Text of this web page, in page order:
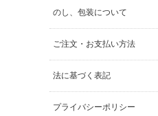
のし、包装について
ご注文・お支払い方法
法に基づく表記
プライバシーポリシー